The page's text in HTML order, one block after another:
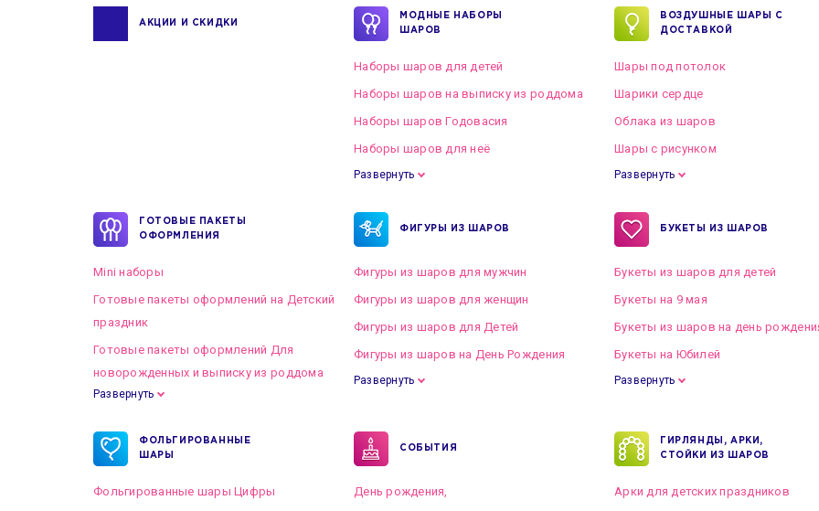
АКЦИИ И СКИДКИ
МОДНЫЕ НАБОРЫ
ШАРОВ
Наборы шаров для детей
Наборы шаров на выписку из роддома
Наборы шаров Годовасия
Наборы шаров для неё
Развернуть
ВОЗДУШНЫЕ ШАРЫ С
ДОСТАВКОЙ
Шары под потолок
Шарики сердце
Облака из шаров
Шары с рисунком
Развернуть
ГОТОВЫЕ ПАКЕТЫ
ОФОРМЛЕНИЯ
Mini наборы
Готовые пакеты оформлений на Детский
праздник
Готовые пакеты оформлений Для
новорожденных и выписку из роддома
Готовые пакеты оформлений на Свадьбу
Развернуть
ФИГУРЫ ИЗ ШАРОВ
Фигуры из шаров для мужчин
Фигуры из шаров для женщин
Фигуры из шаров для Детей
Фигуры из шаров на День Рождения
Развернуть
БУКЕТЫ ИЗ ШАРОВ
Букеты из шаров для детей
Букеты на 9 мая
Букеты из шаров на день
Букеты на Юбилей
Развернуть
ФОЛЬГИРОВАННЫЕ
ШАРЫ
Фольгированные шары Цифры
СОБЫТИЯ
День рождения,
ГИРЛЯНДЫ, АРКИ,
СТОЙКИ ИЗ ШАРОВ
Арки для детских праздников